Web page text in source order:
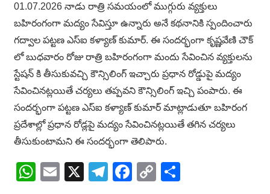
01.07.2026 నాడు రాత్రి సమయంలో ముగ్గురు వ్యక్తులు
బహిరంగంగా మద్యం సేవిస్తూ ఉన్నారు అనే కథనానికి స్పందించారు
గద్వాల పట్టణ ఎస్ఐ కళ్యాణ్ కుమార్. ఈ సందర్భంగా కృష్ణవేణి చౌక్
లో బుధవారం రోజు రాత్రి బహిరంగంగా మందు సేవించిన వ్యక్తులను
స్టేషన్ కి తీసుకువచ్చి కౌన్సిలింగ్ ఇచ్చారు ప్రధాన రోడ్డుపై మద్యం
సేవించినట్లయితే చర్యలు తప్పవని కౌన్సిలింగ్ ఇచ్చి పంపారు. ఈ
సందర్భంగా పట్టణ ఎస్ఐ కళ్యాణ్ కుమార్ మాట్లాడుతూ బహిరంగ
ప్రదేశాల్లో ప్రధాన రోడ్లపై మద్యం సేవించినట్లయితే తగిన చర్యలు
తీసుకుంటామని ఈ సందర్భంగా తెలిపారు.
WhatsApp
Email
X Telegram
Facebook
Copy